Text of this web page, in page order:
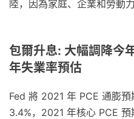
陸，因為家庭、企業和勞動
包爾升息: 大幅調降今
年失業率預估
Fed 將 2021 年 PCE 通膨
3.4%，2021 年核心 PCE